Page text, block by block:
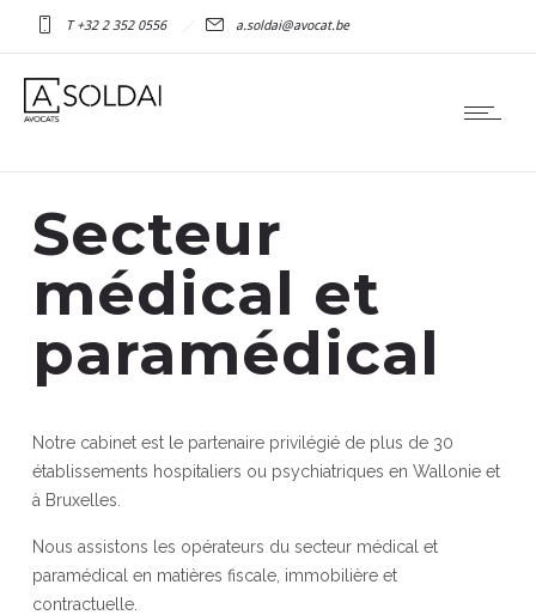
T +32 2 352 0556 a.soldai@avocat.be
Secteur
médical et
paramédical
Notre cabinet est le partenaire privilégié de plus de 30
établissements hospitaliers ou psychiatriques en Wallonie et
à Bruxelles.
Nous assistons les opérateurs du secteur médical et
paramédical en matières fiscale, immobilière et
contractuelle.